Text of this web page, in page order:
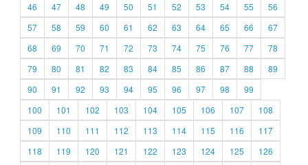
46
47 48 49 50 51 52 53 54 55
56
57
58 59 60 61 62 63 64 65 66
67
68
69 70 71 72 73 74 75 76 77
78
79
80 81 82 83 84 85 86 87 88
89
90
91 92 93 94 95 96 97 98
99
100
101 102 103 104 105 106 107
108
109
110 111 112 113 114 115 116
117
118
119 120 121 122 123 124 125
126